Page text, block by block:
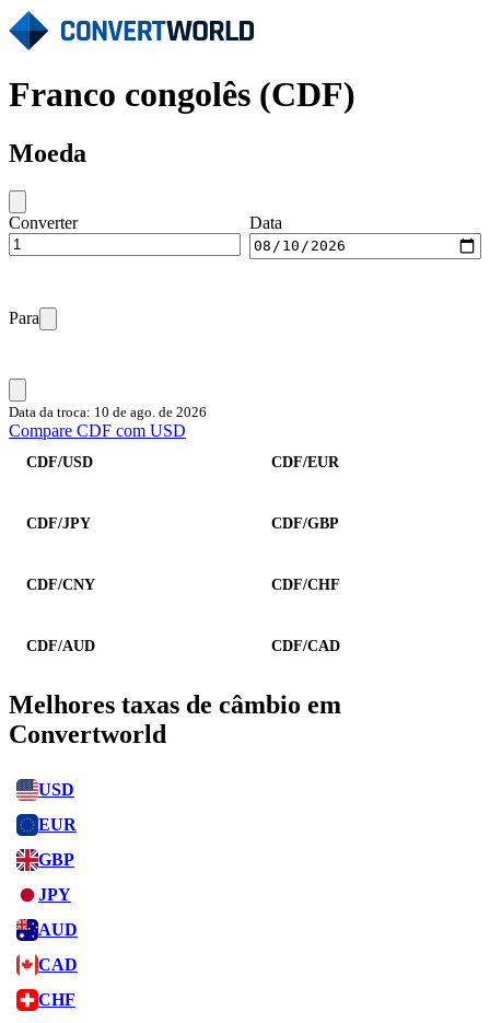
Franco congolês (CDF)
Moeda
Converter Data
Para
Data da troca: 10 de ago. de 2026
Compare CDF com USD
CDF/USD CDF/EUR
CDF/JPY CDF/GBP
CDF/CNY CDF/CHF
CDF/AUD CDF/CAD
Melhores taxas de câmbio em
Convertworld
USD
EUR
GBP
JPY
AUD
CAD
CHF